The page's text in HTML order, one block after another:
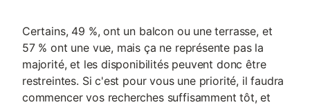
Certains, 49 %, ont un balcon ou une terrasse, et
57 % ont une vue, mais ça ne représente pas la
majorité, et les disponibilités peuvent donc être
restreintes. Si c'est pour vous une priorité, il faudra
commencer vos recherches suffisamment tôt, et